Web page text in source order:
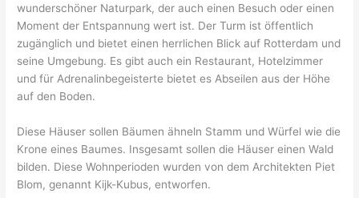
wunderschöner Naturpark, der auch einen Besuch oder einen
Moment der Entspannung wert ist. Der Turm ist öffentlich
zugänglich und bietet einen herrlichen Blick auf Rotterdam und
seine Umgebung. Es gibt auch ein Restaurant, Hotelzimmer
und für Adrenalinbegeisterte bietet es Abseilen aus der Höhe
auf den Boden.
Diese Häuser sollen Bäumen ähneln Stamm und Würfel wie die
Krone eines Baumes. Insgesamt sollen die Häuser einen Wald
bilden. Diese Wohnperioden wurden von dem Architekten Piet
Blom, genannt Kijk-Kubus, entworfen.